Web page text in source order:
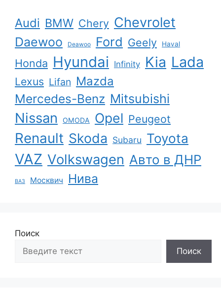
Audi BMW Chery Chevrolet
Daewoo Deawoo Ford Geely Haval
Honda Hyundai Infinity Kia Lada
Lexus Lifan Mazda
Mercedes-Benz Mitsubishi
Nissan OMODA Opel Peugeot
Renault Skoda Subaru Toyota
VAZ Volkswagen Авто в ДНР
ВАЗ Москвич Нива
Поиск
Поиск